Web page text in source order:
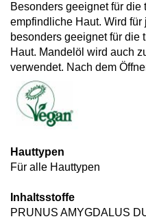
Besonders geeignet für die
empfindliche Haut. Wird
besonders geeignet für die
Haut. Mandelöl wird auch
verwendet. Nach dem
Hauttypen
Für alle Hauttypen
Inhaltsstoffe
PRUNUS AMYGDALUS